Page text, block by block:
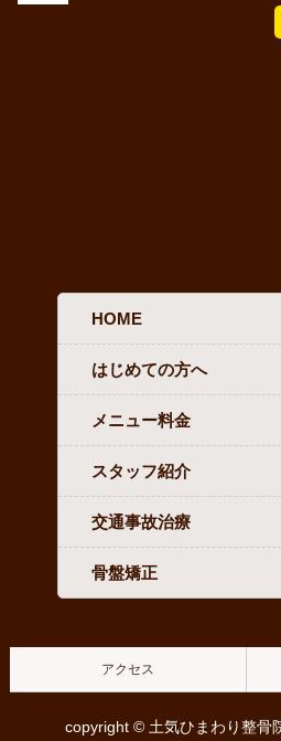
HOME
はじめての方へ
メニュー料金
スタッフ紹介
交通事故治療
骨盤矯正
アクセス
copyright © 土気ひまわり整骨